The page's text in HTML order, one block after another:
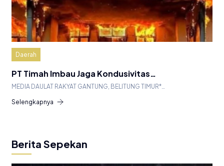
Daerah
PT Timah Imbau Jaga Kondusivitas…
MEDIA DAULAT RAKYAT GANTUNG, BELITUNG TIMUR*…
Selengkapnya
Berita Sepekan